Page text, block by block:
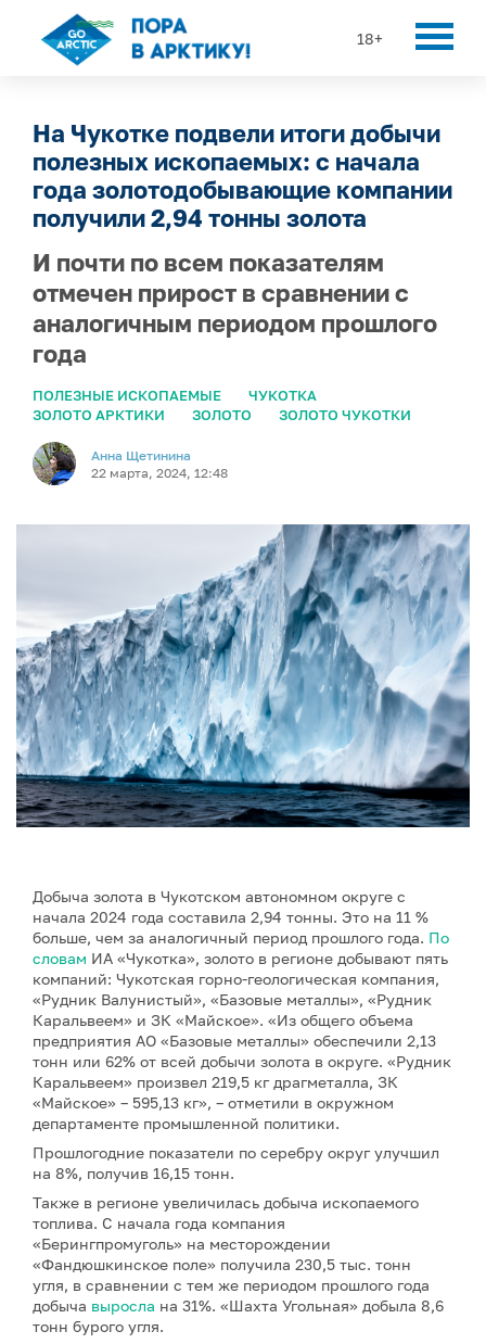
18+
На Чукотке подвели итоги добычи
полезных ископаемых: с начала
года золотодобывающие компании
получили 2,94 тонны золота
И почти по всем показателям
отмечен прирост в сравнении с
аналогичным периодом прошлого
года
ПОЛЕЗНЫЕ ИСКОПАЕМЫЕ
ЧУКОТКА
ЗОЛОТО АРКТИКИ
ЗОЛОТО ЗОЛОТО ЧУКОТКИ
Анна Щетинина
22 марта, 2024, 12:48
Добыча золота в Чукотском автономном округе с
начала 2024 года составила 2,94 тонны. Это на 11 %
больше, чем за аналогичный период прошлого года. По
словам ИА «Чукотка», золото в регионе добывают пять
компаний: Чукотская горно-геологическая компания,
«Рудник Валунистый», «Базовые металлы», «Рудник
Каральвеем» и ЗК «Майское». «Из общего объема
предприятия АО «Базовые металлы» обеспечили 2,13
тонн или 62% от всей добычи золота в округе. «Рудник
Каральвеем» произвел 219,5 кг драгметалла, ЗК
«Майское» – 595,13 кг», – отметили в окружном
департаменте промышленной политики.
Прошлогодние показатели по серебру округ улучшил
на 8%, получив 16,15 тонн.
Также в регионе увеличилась добыча ископаемого
топлива. С начала года компания
«Берингпромуголь» на месторождении
«Фандюшкинское поле» получила 230,5 тыс. тонн
угля, в сравнении с тем же периодом прошлого года
добыча выросла на 31%. «Шахта Угольная» добыла 8,6
тонн бурого угля.